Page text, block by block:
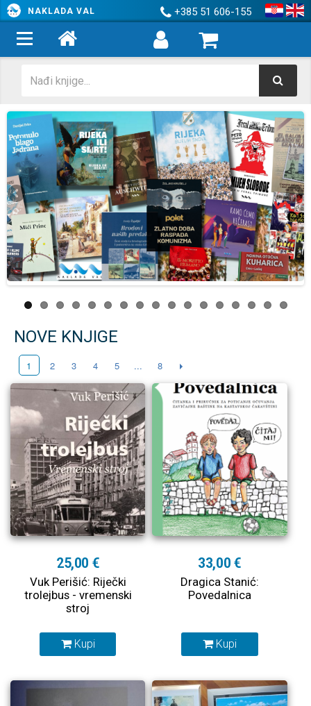
NAKLADA VAL +385 51 606-155
NOVE KNJIGE
1 2 3 4 5 ... 8
25,00 €
Vuk Perišić: Riječki
trolejbus - vremenski
stroj
Kupi
33,00 €
Dragica Stanić:
Povedalnica
Kupi